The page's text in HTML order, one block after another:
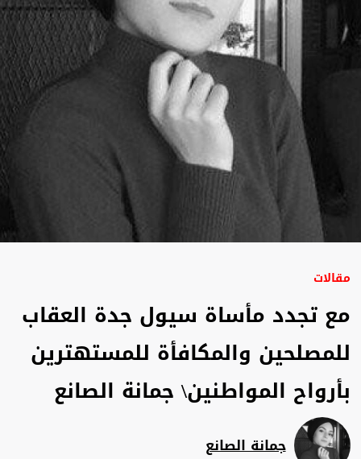
مقالات
مع تجدد مأساة سيول جدة العقاب
للمصلحين والمكافأة للمستهترين
بأرواح المواطنين\ جمانة الصانع
جمانة الصانع